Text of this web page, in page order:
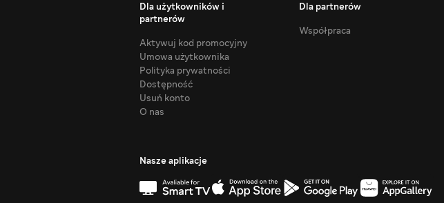
Dla użytkowników i
partnerów
Aktywuj kod promocyjny
Umowa użytkownika
Polityka prywatności
Dostępność
Usuń konto
O nas
Dla partnerów
Współpraca
Nasze aplikacje